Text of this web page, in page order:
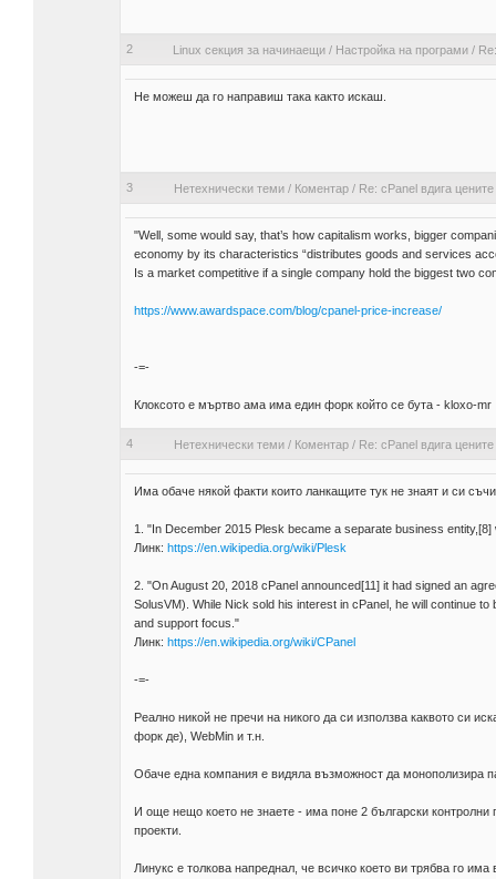
2 Linux секция за начинаещи/ Настройка на програми/
Не можеш да го направиш така както искаш.
3 Нетехнически теми/ Коментар/ Re: cPanel вдига
"Well, some would say, that’s how capitalism works, bigger
economy by its characteristics “distributes goods and services
Is a market competitive if a single company hold the biggest two
https://www.awardspace.com/blog/cpanel-price-increase/
-=-
Клоксото е мъртво ама има един форк който се бута - kloxo-mr
4 Нетехнически теми/ Коментар/ Re: cPanel вдига
Има обаче някой факти които ланкащите тук не знаят и си
1. "In December 2015 Plesk became a separate business
Линк: https://en.wikipedia.org/wiki/Plesk
2. "On August 20, 2018 cPanel announced[11] it had signed an
SolusVM). While Nick sold his interest in cPanel, he will continue
and support focus."
Линк: https://en.wikipedia.org/wiki/CPanel
-=-
Реално никой не пречи на никого да си използва каквото си
форк де), WebMin и т.н.
Обаче една компания е видяла възможност да монополизира
И още нещо което не знаете - има поне 2 български
проекти.
Линукс е толкова напреднал, че всичко което ви трябва го има